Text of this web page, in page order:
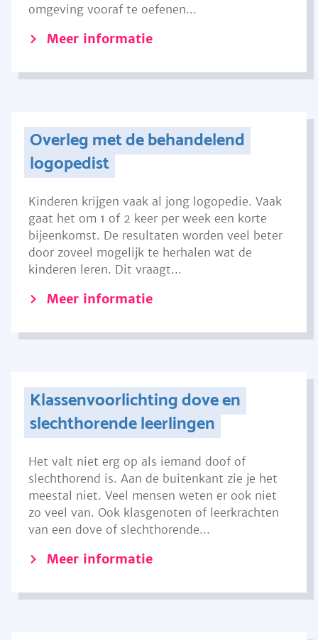
omgeving vooraf te oefenen...
Meer informatie
Overleg met de behandelend
logopedist
Kinderen krijgen vaak al jong logopedie. Vaak
gaat het om 1 of 2 keer per week een korte
bijeenkomst. De resultaten worden veel beter
door zoveel mogelijk te herhalen wat de
kinderen leren. Dit vraagt...
Meer informatie
Klassenvoorlichting dove en
slechthorende leerlingen
Het valt niet erg op als iemand doof of
slechthorend is. Aan de buitenkant zie je het
meestal niet. Veel mensen weten er ook niet
zo veel van. Ook klasgenoten of leerkrachten
van een dove of slechthorende...
Meer informatie